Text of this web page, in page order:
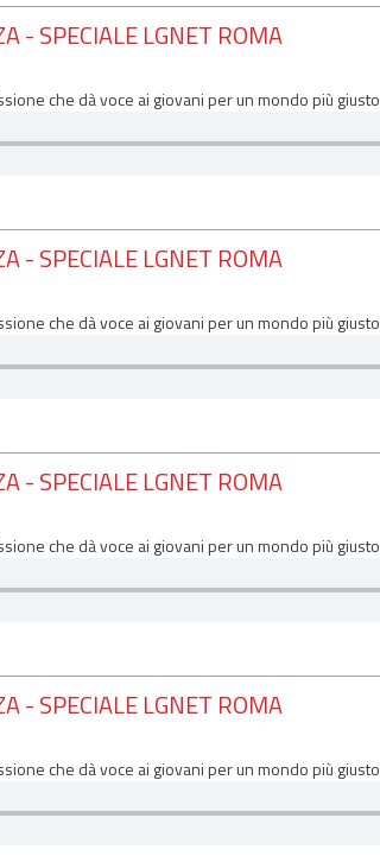
- SPECIALE LGNET ROMA
che dà voce ai giovani per un mondo più giusto
- SPECIALE LGNET ROMA
che dà voce ai giovani per un mondo più giusto
- SPECIALE LGNET ROMA
che dà voce ai giovani per un mondo più giusto
- SPECIALE LGNET ROMA
che dà voce ai giovani per un mondo più giusto